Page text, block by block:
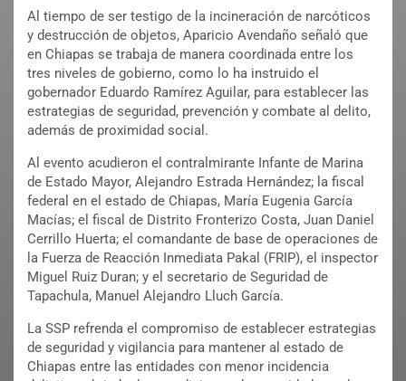
Al tiempo de ser testigo de la incineración de narcóticos
y destrucción de objetos, Aparicio Avendaño señaló que
en Chiapas se trabaja de manera coordinada entre los
tres niveles de gobierno, como lo ha instruido el
gobernador Eduardo Ramírez Aguilar, para establecer las
estrategias de seguridad, prevención y combate al delito,
además de proximidad social.
Al evento acudieron el contralmirante Infante de Marina
de Estado Mayor, Alejandro Estrada Hernández; la fiscal
federal en el estado de Chiapas, María Eugenia García
Macías; el fiscal de Distrito Fronterizo Costa, Juan Daniel
Cerrillo Huerta; el comandante de base de operaciones de
la Fuerza de Reacción Inmediata Pakal (FRIP), el inspector
Miguel Ruiz Duran; y el secretario de Seguridad de
Tapachula, Manuel Alejandro Lluch García.
La SSP refrenda el compromiso de establecer estrategias
de seguridad y vigilancia para mantener al estado de
Chiapas entre las entidades con menor incidencia